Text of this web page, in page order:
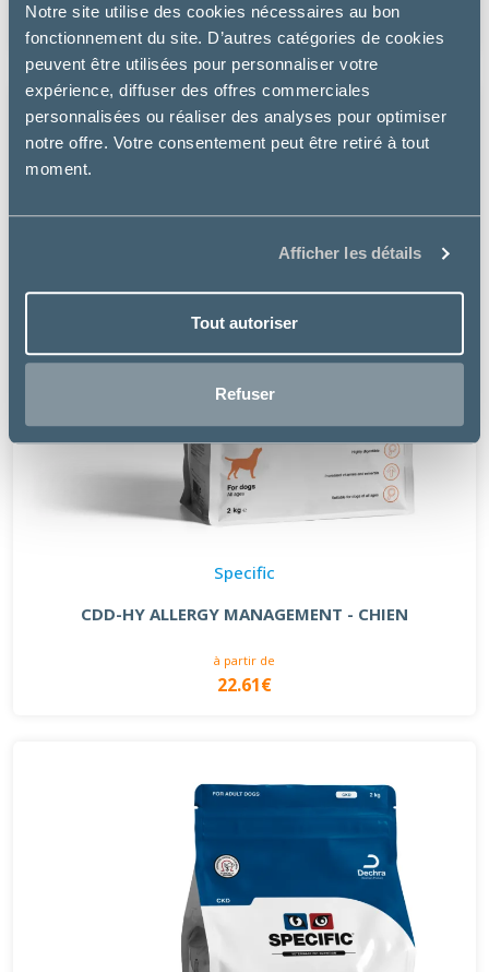
Notre site utilise des cookies nécessaires au bon
fonctionnement du site. D’autres catégories de cookies
peuvent être utilisées pour personnaliser votre
expérience, diffuser des offres commerciales
personnalisées ou réaliser des analyses pour optimiser
notre offre. Votre consentement peut être retiré à tout
moment.
Afficher les détails
Tout autoriser
Refuser
5.99 €
Specific
CDD-HY ALLERGY MANAGEMENT - CHIEN
à partir de
22.61€